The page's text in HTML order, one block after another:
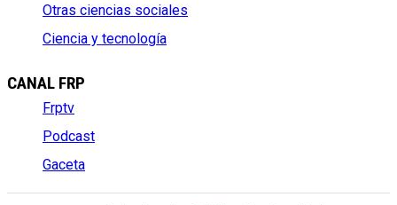
Otras ciencias sociales
Ciencia y tecnología
CANAL FRP
Frptv
Podcast
Gaceta